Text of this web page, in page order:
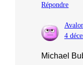
Répondre
4
Michael